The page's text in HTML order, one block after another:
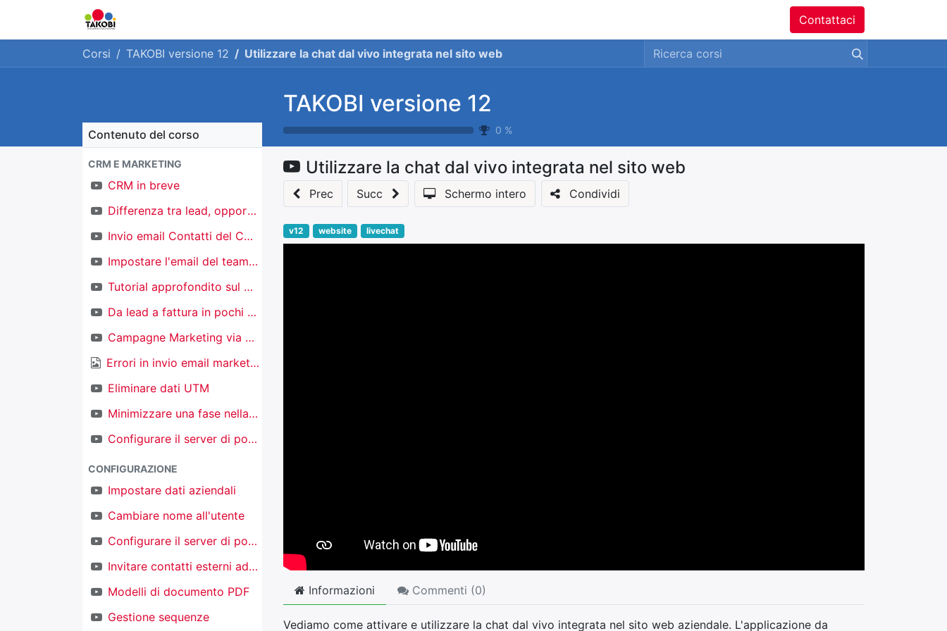
Contattaci
Corsi TAKOBI versione 12 Utilizzare la chat dal vivo integrata nel sito web
TAKOBI versione 12
0 %
Contenuto del corso
CRM E MARKETING
CRM in breve
Differenza tra lead, opportunità e contatti
Invio email Contatti del CRM
Impostare l'email del team di vendita
Tutorial approfondito sul CRM
Da lead a fattura in pochi click
Campagne Marketing via email
Errori in invio email marketing
Eliminare dati UTM
Minimizzare una fase nella kanban nel CRM
Configurare il server di posta in ingresso per creare nuovi oggetti
CONFIGURAZIONE
Impostare dati aziendali
Cambiare nome all'utente
Configurare il server di posta in uscita
Invitare contatti esterni ad accedere al proprio TAKOBI
Modelli di documento PDF
Gestione sequenze
Utilizzare la chat dal vivo integrata nel sito web
Prec Succ Schermo intero Condividi
v12 website livechat
Informazioni Commenti (0)
Vediamo come attivare e utilizzare la chat dal vivo integrata nel sito web aziendale. L'applicazione da